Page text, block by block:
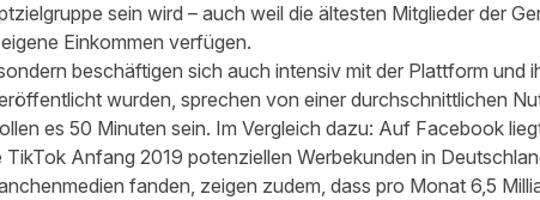
sein wird – auch weil die ältesten Mitglieder der
Einkommen verfügen.
beschäftigen sich auch intensiv mit der Plattform und
wurden, sprechen von einer durchschnittlichen
es 50 Minuten sein. Im Vergleich dazu: Auf Facebook
Anfang 2019 potenziellen Werbekunden in
fanden, zeigen zudem, dass pro Monat 6,5